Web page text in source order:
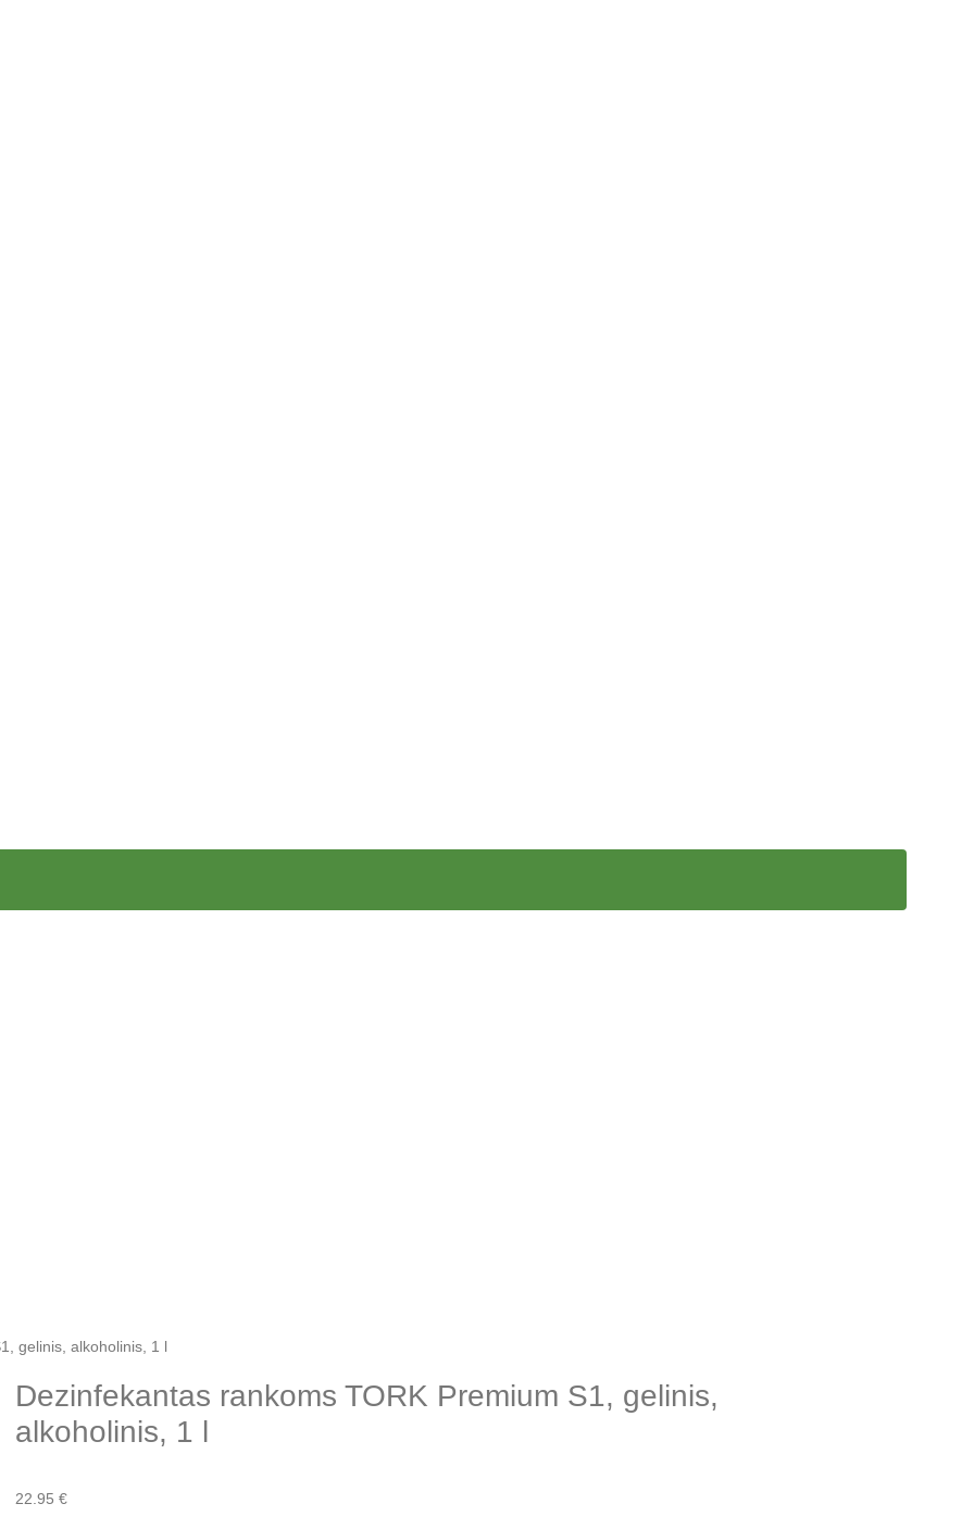
gelinis, alkoholinis, 1 l
Dezinfekantas rankoms TORK Premium S1, gelinis,
alkoholinis, 1 l
22.95 €